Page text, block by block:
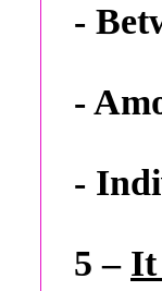
-
-
-
5 – It